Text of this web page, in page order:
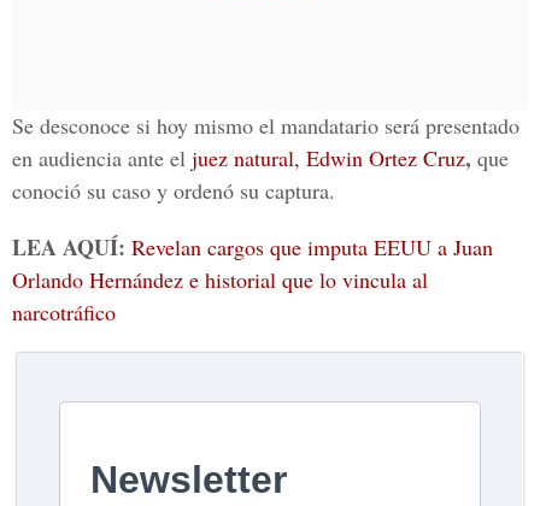
Se desconoce si hoy mismo el mandatario será presentado
en audiencia ante el juez natural, Edwin Ortez Cruz, que
conoció su caso y ordenó su captura.
LEA AQUÍ: Revelan cargos que imputa EEUU a Juan
Orlando Hernández e historial que lo vincula al
narcotráfico